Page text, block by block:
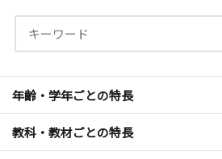
年齢・学年ごとの特長
教科・教材ごとの特長